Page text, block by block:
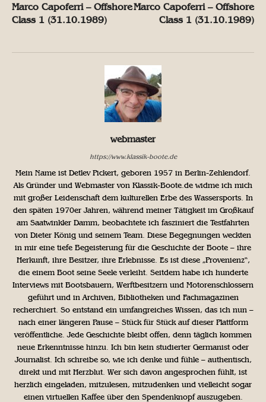
Marco Capoferri – Offshore
Class 1 (31.10.1989)
Marco Capoferri – Offshore
Class 1 (31.10.1989)
webmaster
https://www.klassik-boote.de
Mein Name ist Detlev Pickert, geboren 1957 in Berlin-Zehlendorf.
Als Gründer und Webmaster von Klassik-Boote.de widme ich mich
mit großer Leidenschaft dem kulturellen Erbe des Wassersports. In
den späten 1970er Jahren, während meiner Tätigkeit im Großkauf
am Saatwinkler Damm, beobachtete ich fasziniert die Testfahrten
von Dieter König und seinem Team. Diese Begegnungen weckten
in mir eine tiefe Begeisterung für die Geschichte der Boote – ihre
Herkunft, ihre Besitzer, ihre Erlebnisse. Es ist diese „Provenienz“,
die einem Boot seine Seele verleiht. Seitdem habe ich hunderte
Interviews mit Bootsbauern, Werftbesitzern und Motorenschlossern
geführt und in Archiven, Bibliotheken und Fachmagazinen
recherchiert. So entstand ein umfangreiches Wissen, das ich nun –
nach einer längeren Pause – Stück für Stück auf dieser Plattform
veröffentliche. Jede Geschichte bleibt offen, denn täglich kommen
neue Erkenntnisse hinzu. Ich bin kein studierter Germanist oder
Journalist. Ich schreibe so, wie ich denke und fühle – authentisch,
direkt und mit Herzblut. Wer sich davon angesprochen fühlt, ist
herzlich eingeladen, mitzulesen, mitzudenken und vielleicht sogar
einen virtuellen Kaffee über den Spendenknopf auszugeben.